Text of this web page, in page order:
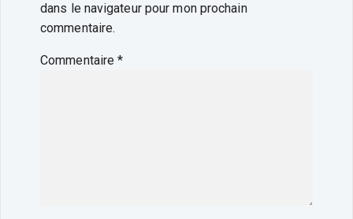
dans le navigateur pour mon prochain
commentaire.
Commentaire*